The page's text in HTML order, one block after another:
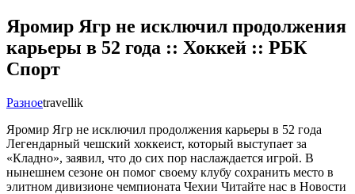
Яромир Ягр не исключил продолжения
карьеры в 52 года :: Хоккей :: РБК
Спорт
Разноеtravellik
Яромир Ягр не исключил продолжения карьеры в 52 года
Легендарный чешский хоккеист, который выступает за
«Кладно», заявил, что до сих пор наслаждается игрой. В
нынешнем сезоне он помог своему клубу сохранить место в
элитном дивизионе чемпионата Чехии Читайте нас в Новости